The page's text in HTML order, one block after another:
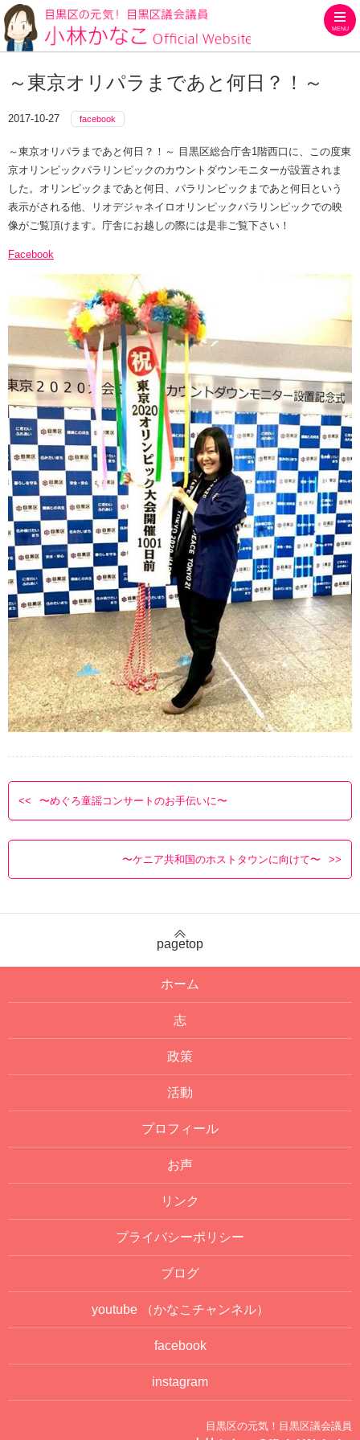
MENU
～東京オリパラまであと何日？！～
2017-10-27 facebook
～東京オリパラまであと何日？！～ 目黒区総合庁舎1階西口に、この度東
京オリンピックパラリンピックのカウントダウンモニターが設置されま
した。オリンピックまであと何日、パラリンピックまであと何日という
表示がされる他、リオデジャネイロオリンピックパラリンピックでの映
像がご覧頂けます。庁舎にお越しの際には是非ご覧下さい！
Facebook
〜めぐろ童謡コンサートのお手伝いに〜
〜ケニア共和国のホストタウンに向けて〜
pagetop
ホーム
志
政策
活動
プロフィール
お声
リンク
プライバシーポリシー
ブログ
youtube （かなこチャンネル）
facebook
instagram
目黒区の元気！目黒区議会議員